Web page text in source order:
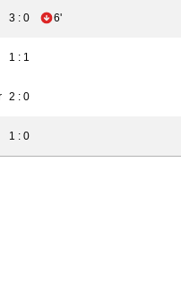
3 : 0 6'
1 : 1
2 : 0
1 : 0